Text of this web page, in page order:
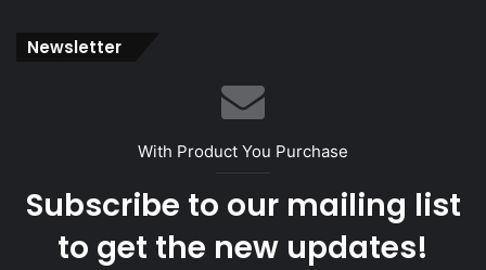
Newsletter
With Product You Purchase
Subscribe to our mailing list
to get the new updates!